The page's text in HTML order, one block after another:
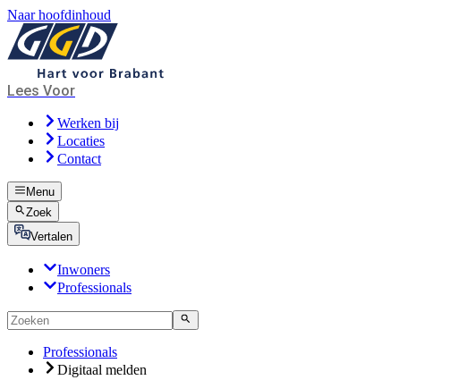
Naar hoofdinhoud
Lees Voor
Werken bij
Locaties
Contact
Menu
Zoek
Vertalen
Inwoners
Professionals
Professionals
Digitaal melden